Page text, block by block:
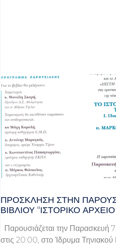
ΠΡΌΣΚΛΗΣΗ ΣΤΗΝ
ΒΙΒΛΊΟΥ “ΙΣΤΟΡΙΚΌ
Παρουσιάζεται την Παρασκευή
στις 20:00, στο Ίδρυμα Τηνιακού